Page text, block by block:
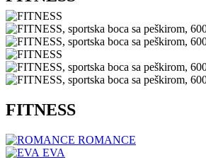
FITNESS
ROMANCE
EVA